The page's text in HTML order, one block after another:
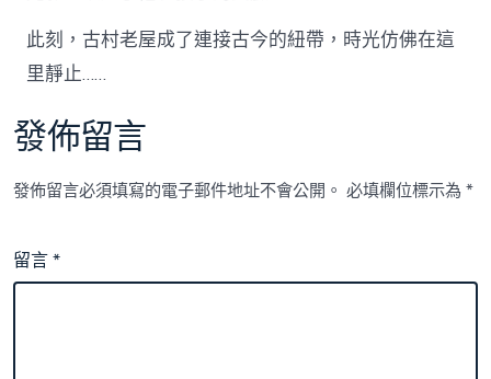
此刻，古村老屋成了連接古今的紐帶，時光仿佛在這
里靜止……
發佈留言
發佈留言必須填寫的電子郵件地址不會公開。 必填欄位標示為*
留言*